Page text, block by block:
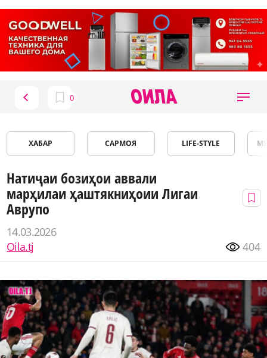
ХАБАР САРМОЯ LIFE-STYLE
Натиҷаи бозиҳои аввали
марҳилаи ҳаштякниҳоии Лигаи
Аврупо
14.03.2026
Oila.tj
404